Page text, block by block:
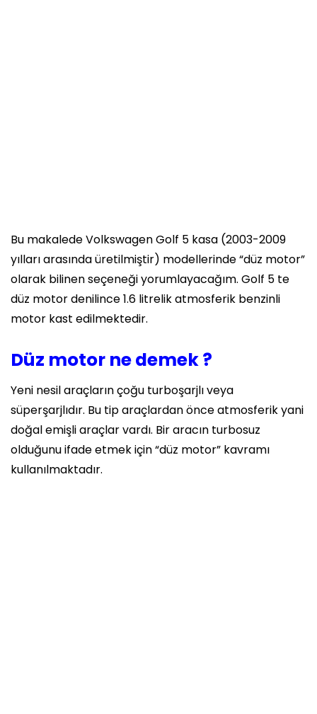
Bu makalede Volkswagen Golf 5 kasa (2003-2009
yılları arasında üretilmiştir) modellerinde “düz motor”
olarak bilinen seçeneği yorumlayacağım. Golf 5 te
düz motor denilince1.6 litrelik atmosferik benzinli
motor kast edilmektedir.
Düz motor ne demek ?
Yeni nesil araçların çoğu turboşarjlı veya
süperşarjlıdır. Bu tip araçlardan önce atmosferik yani
doğal emişli araçlar vardı. Bir aracın turbosuz
olduğunu ifade etmek için “düz motor” kavramı
kullanılmaktadır.